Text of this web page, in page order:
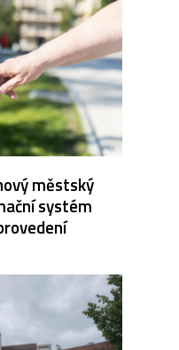
městský
systém